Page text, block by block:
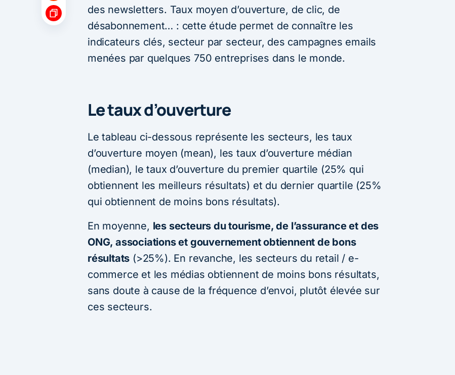
des newsletters. Taux moyen d’ouverture, de clic, de
désabonnement… : cette étude permet de connaître les
indicateurs clés, secteur par secteur, des campagnes emails
menées par quelques 750 entreprises dans le monde.
Le taux d’ouverture
Le tableau ci-dessous représente les secteurs, les taux
d’ouverture moyen (mean), les taux d’ouverture médian
(median), le taux d’ouverture du premier quartile (25% qui
obtiennent les meilleurs résultats) et du dernier quartile (25%
qui obtiennent de moins bons résultats).
En moyenne, les secteurs du tourisme, de l’assurance et des
ONG, associations et gouvernement obtiennent de bons
résultats (>25%). En revanche, les secteurs du retail / e-
commerce et les médias obtiennent de moins bons résultats,
sans doute à cause de la fréquence d’envoi, plutôt élevée sur
ces secteurs.